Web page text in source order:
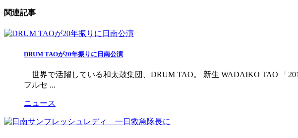
関連記事
DRUM TAOが20年振りに日南公演
世界で活躍している和太鼓集団、DRUM TAO。 新生 WADAIKO TAO 「
フルセ ...
ニュース